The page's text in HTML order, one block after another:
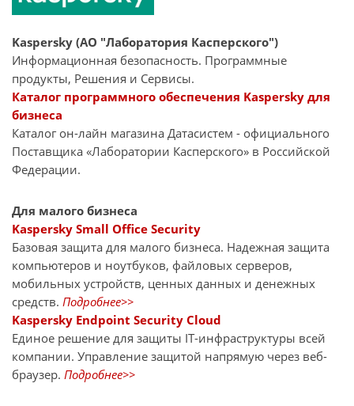
Kaspersky (АО "Лаборатория Касперского")
Информационная безопасность. Программные
продукты, Решения и Сервисы.
Каталог программного обеспечения Kaspersky для
бизнеса
Каталог он-лайн магазина Датасиcтем - официального
Поставщика «Лаборатории Касперского» в Российской
Федерации.
Для малого бизнеса
Kaspersky Small Office Security
Базовая защита для малого бизнеса. Надежная защита
компьютеров и ноутбуков, файловых серверов,
мобильных устройств, ценных данных и денежных
средств. Подробнее>>
Kaspersky Endpoint Security Cloud
Единое решение для защиты IT-инфраструктуры всей
компании. Управление защитой напрямую через веб-
браузер. Подробнее>>